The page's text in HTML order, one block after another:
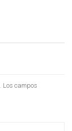
Los campos